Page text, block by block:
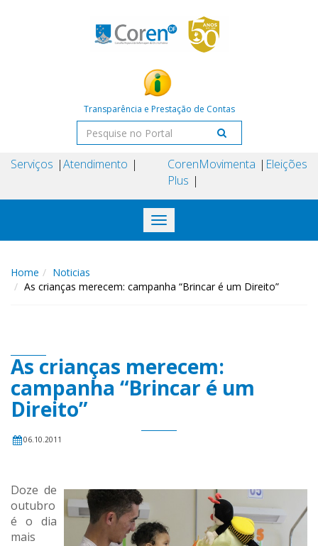
Transparência e Prestação de Contas
Serviços Atendimento
Coren
Plus
Movimenta Eleições
Toggle
navigation
Home
Noticias
As crianças merecem: campanha “Brincar é um Direito”
As crianças merecem:
campanha “Brincar é um
Direito”
06.10.2011
Doze de
outubro
é o dia
mais